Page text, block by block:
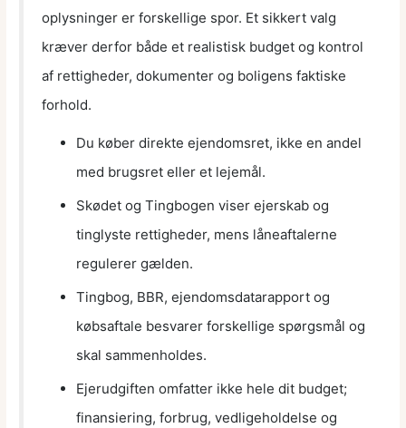
oplysninger er forskellige spor. Et sikkert valg
kræver derfor både et realistisk budget og kontrol
af rettigheder, dokumenter og boligens faktiske
forhold.
Du køber direkte ejendomsret, ikke en andel
med brugsret eller et lejemål.
Skødet og Tingbogen viser ejerskab og
tinglyste rettigheder, mens låneaftalerne
regulerer gælden.
Tingbog, BBR, ejendomsdatarapport og
købsaftale besvarer forskellige spørgsmål og
skal sammenholdes.
Ejerudgiften omfatter ikke hele dit budget;
finansiering, forbrug, vedligeholdelse og